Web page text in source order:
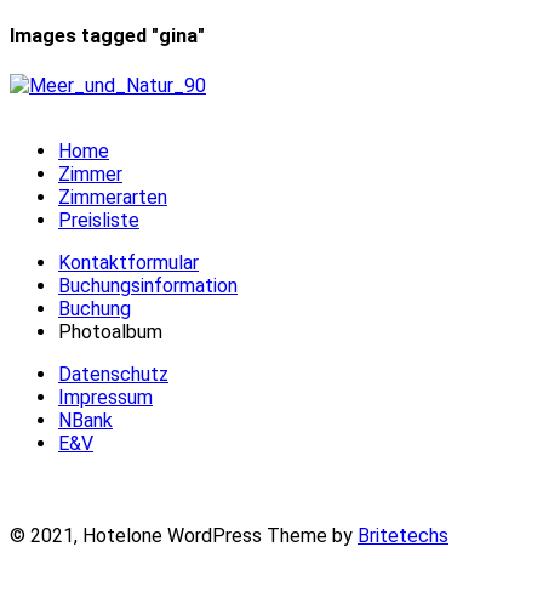
Images tagged "gina"
Home
Zimmer
Zimmerarten
Preisliste
Kontaktformular
Buchungsinformation
Buchung
Photoalbum
Datenschutz
Impressum
NBank
E&V
© 2021, Hotelone WordPress Theme by Britetechs